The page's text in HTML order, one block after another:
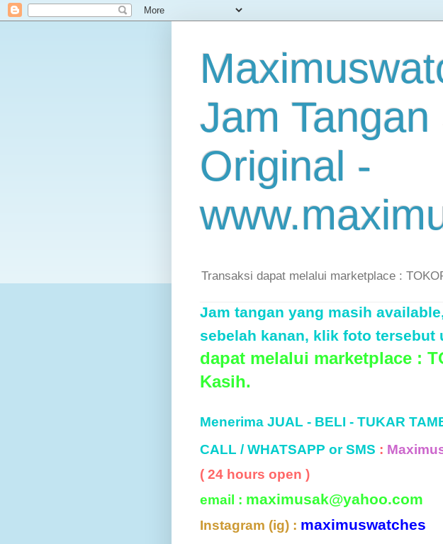
Jam
Original -
Transaksi dapat melalui marketplace :
Jam tangan yang masih
sebelah kanan, klik foto
dapat melalui marketplace :
Kasih.
Menerima JUAL - BELI - TUKAR
CALL / WHATSAPP or SMS :
( 24 hours open )
email : maximusak@yahoo.com
Instagram (ig) : maximuswatches